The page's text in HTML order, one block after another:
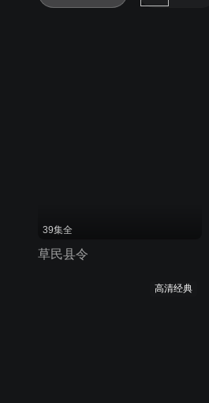
39集全
草民县令
高清经典